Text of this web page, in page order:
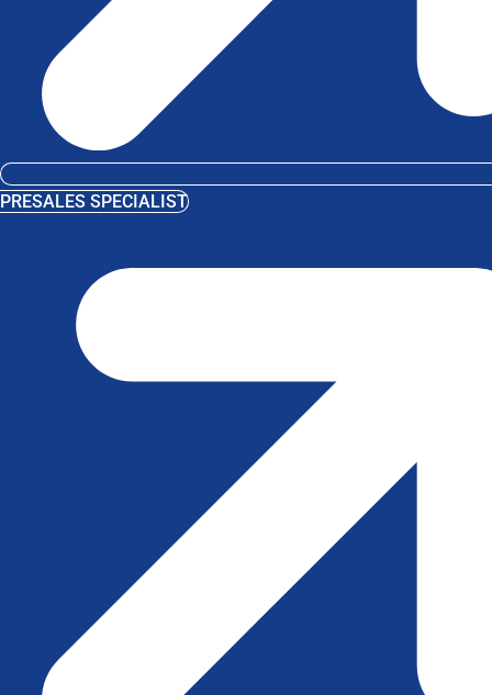
PRESALES SPECIALIST